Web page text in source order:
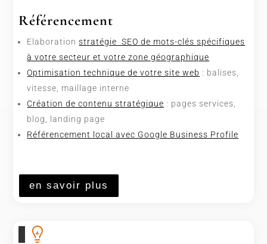
Référencement
Elaboration stratégie SEO de mots-clés spécifiques
à votre secteur et votre zone géographique
Optimisation technique de votre site web : balises,
vitesse, maillage interne
Création de contenu stratégique : pages services,
blog, landing page
Référencement local avec Google Business Profile
en savoir plus
